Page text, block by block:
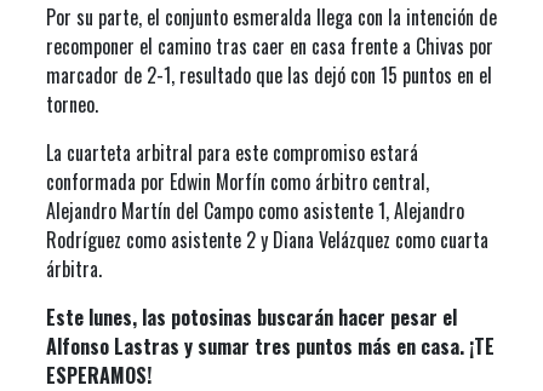
Por su parte, el conjunto esmeralda llega con la intención de
recomponer el camino tras caer en casa frente a Chivas por
marcador de 2-1, resultado que las dejó con 15 puntos en el
torneo.
La cuarteta arbitral para este compromiso estará
conformada por Edwin Morfín como árbitro central,
Alejandro Martín del Campo como asistente 1, Alejandro
Rodríguez como asistente 2 y Diana Velázquez como cuarta
árbitra.
Este lunes, las potosinas buscarán hacer pesar el
Alfonso Lastras y sumar tres puntos más en casa. ¡TE
ESPERAMOS!